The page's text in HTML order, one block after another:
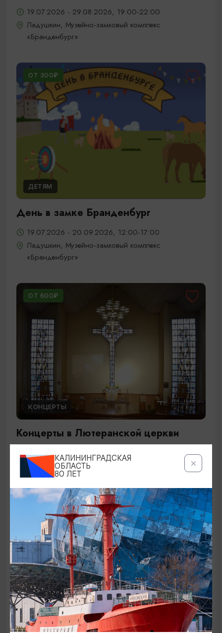
19.07.2026 - 29.08.2026, 19:00-22:00
Ладушкин, Музейно-замковый комплекс
«Бранденбург»
ОТ 300₽
ДЕТЯМ
День в замке Бранденбург
19.07.2026 - 20.09.2026, 12:00-17:00
Ладушкин, Музейно-замковый комплекс
«Бранденбург»
ОТ 600₽
КОНЦЕРТЫ
Концерты в Лютеранской церкви
19.07.2026 - 19.08.2026, 19:00
Калининград, Евангелическо-лютеранская церковь
«Воскресения»
ОТ 250₽
ДЕТЯМ
КАЛИНИНГРАДСКАЯ
ОБЛАСТЬ
80 ЛЕТ